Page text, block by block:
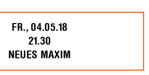
FR., 04.05.18
21.30
NEUES MAXIM